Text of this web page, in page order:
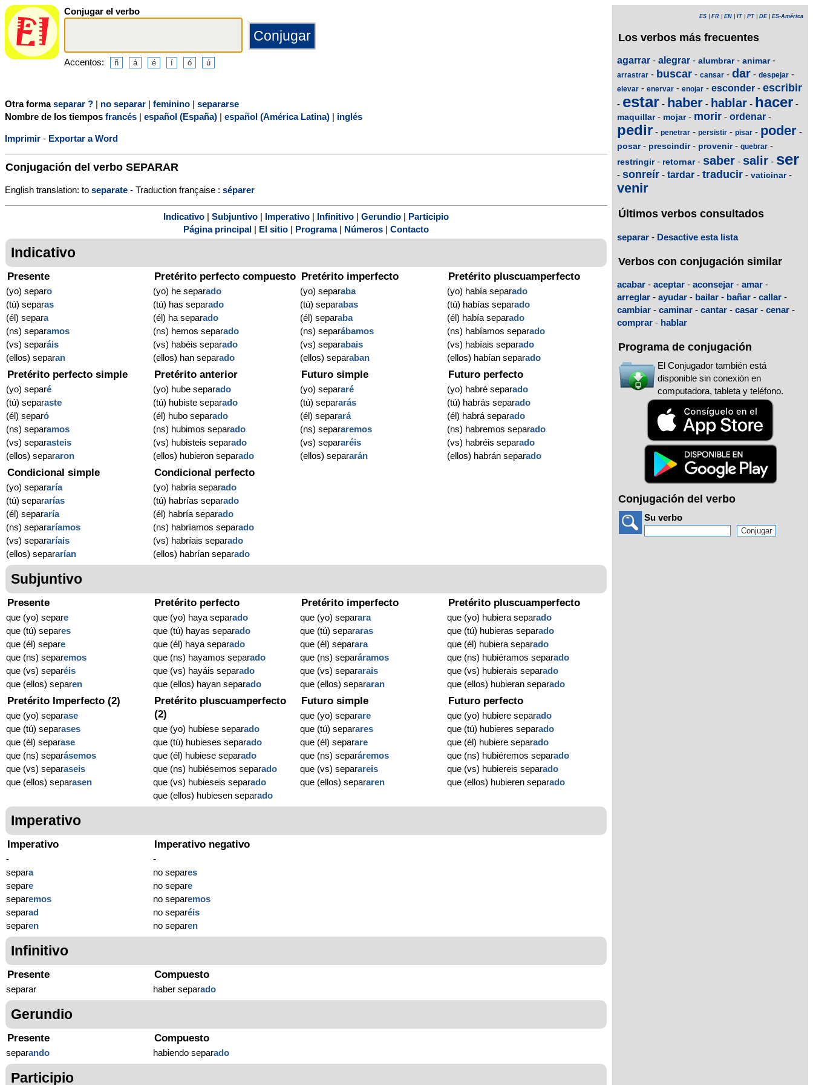
Conjugar el verbo
Accentos:
Otra formaseparar ? | no separar | feminino | separarse
Nombre de los tiempos francés | español (España) | español (América Latina) | inglés
Imprimir - Exportar a Word
Conjugación del verbo SEPARAR
English translation: to separate - Traduction française : séparer
Indicativo Subjuntivo Imperativo Infinitivo Gerundio
Participio
Página principal
El sitio Programa| Números Contacto
Indicativo
Presente
(yo) separo
(tú) separas
(él) separa
(ns) separamos
(vs) separáis
(ellos) separan
Pretérito perfecto compuesto
(yo) he separado
(tú) has separado
(él) ha separado
(ns) hemos separado
(vs) habéis separado
(ellos) han separado
Pretérito imperfecto
(yo) separaba
(tú) separabas
(él) separaba
(ns) separábamos
(vs) separabais
(ellos) separaban
Pretérito pluscuamperfecto
(yo) había separado
(tú) habías separado
(él) había separado
(ns) habíamos separado
(vs) habíais separado
(ellos) habían separado
Pretérito perfecto simple
(yo) separé
(tú) separaste
(él) separó
(ns) separamos
(vs) separasteis
(ellos) separaron
Pretérito anterior
(yo) hube separado
(tú) hubiste separado
(él) hubo separado
(ns) hubimos separado
(vs) hubisteis separado
(ellos) hubieron separado
Futuro simple
(yo) separaré
(tú) separarás
(él) separará
(ns) separaremos
(vs) separaréis
(ellos) separarán
Futuro perfecto
(yo) habré separado
(tú) habrás separado
(él) habrá separado
(ns) habremos separado
(vs) habréis separado
(ellos) habrán separado
Condicional simple
(yo) separaría
(tú) separarías
(él) separaría
(ns) separaríamos
(vs) separaríais
(ellos) separarían
Condicional perfecto
(yo) habría separado
(tú) habrías separado
(él) habría separado
(ns) habríamos separado
(vs) habríais separado
(ellos) habrían separado
Subjuntivo
Presente
que (yo) separe
que (tú) separes
que (él) separe
que (ns) separemos
que (vs) separéis
que (ellos) separen
Pretérito perfecto
que (yo) haya separado
que (tú) hayas separado
que (él) haya separado
que (ns) hayamos separado
que (vs) hayáis separado
que (ellos) hayan separado
Pretérito imperfecto
que (yo) separara
que (tú) separaras
que (él) separara
que (ns) separáramos
que (vs) separarais
que (ellos) separaran
Pretérito pluscuamperfecto
que (yo) hubiera separado
que (tú) hubieras separado
que (él) hubiera separado
que (ns) hubiéramos separado
que (vs) hubierais separado
que (ellos) hubieran separado
Pretérito Imperfecto (2)
que (yo) separase
que (tú) separases
que (él) separase
que (ns) separásemos
que (vs) separaseis
que (ellos) separasen
Pretérito pluscuamperfecto
(2)
que (yo) hubiese separado
que (tú) hubieses separado
que (él) hubiese separado
que (ns) hubiésemos separado
que (vs) hubieseis separado
que (ellos) hubiesen separado
Futuro simple
que (yo) separare
que (tú) separares
que (él) separare
que (ns) separáremos
que (vs) separareis
que (ellos) separaren
Futuro perfecto
que (yo) hubiere separado
que (tú) hubieres separado
que (él) hubiere separado
que (ns) hubiéremos separado
que (vs) hubiereis separado
que (ellos) hubieren separado
Imperativo
Imperativo
-
separa
separe
separemos
separad
separen
Imperativo negativo
-
no separes
no separe
no separemos
no separéis
no separen
Infinitivo
Presente
separar
Compuesto
haber separado
Gerundio
Presente
separando
Compuesto
habiendo separado
Participio
ES FR EN IT PT DE| ES-América
Los verbos más frecuentes
agarrar - alegrar - alumbrar- animar-
arrastrar - buscar - cansar - dar - despejar -
elevar - enervar - enojar - esconder - escribir
- estar - haber - hablar - hacer -
maquillar- mojar- morir - ordenar -
pedir - penetrar - persistir - pisar - poder -
posar- prescindir- provenir- quebrar -
restringir- retornar- saber - salir - ser
- sonreír - tardar - traducir - vaticinar-
venir
Últimos verbos consultados
separar - Desactive esta lista
Verbos con conjugación similar
acabar - aceptar - aconsejar - amar -
arreglar - ayudar - bailar - bañar - callar -
cambiar - caminar - cantar - casar - cenar -
comprar - hablar
Programa de conjugación
El Conjugador también está
disponible sin conexión en
computadora, tableta y teléfono.
Conjugación del verbo
Su verbo